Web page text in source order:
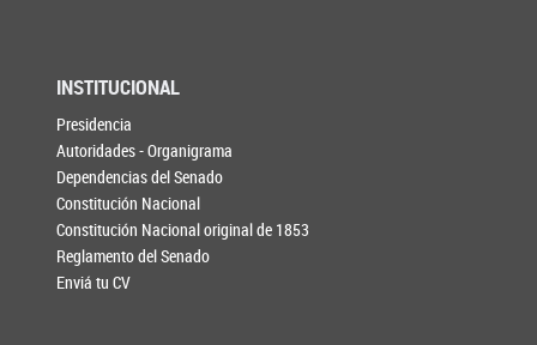
INSTITUCIONAL
Presidencia
Autoridades - Organigrama
Dependencias del Senado
Constitución Nacional
Constitución Nacional original de 1853
Reglamento del Senado
Enviá tu CV